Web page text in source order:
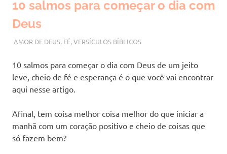
10 salmos para começar o dia com
Deus
NOVEMBRO 14, 2022
VANESSA
AMOR DE DEUS, FÉ,VERSÍCULOS BÍBLICOS
10 salmos para começar o dia com Deus de um jeito
leve, cheio de fé e esperança é o que você vai encontrar
aqui nesse artigo.
Afinal, tem coisa melhor coisa melhor do que iniciar a
manhã com um coração positivo e cheio de coisas que
só fazem bem?